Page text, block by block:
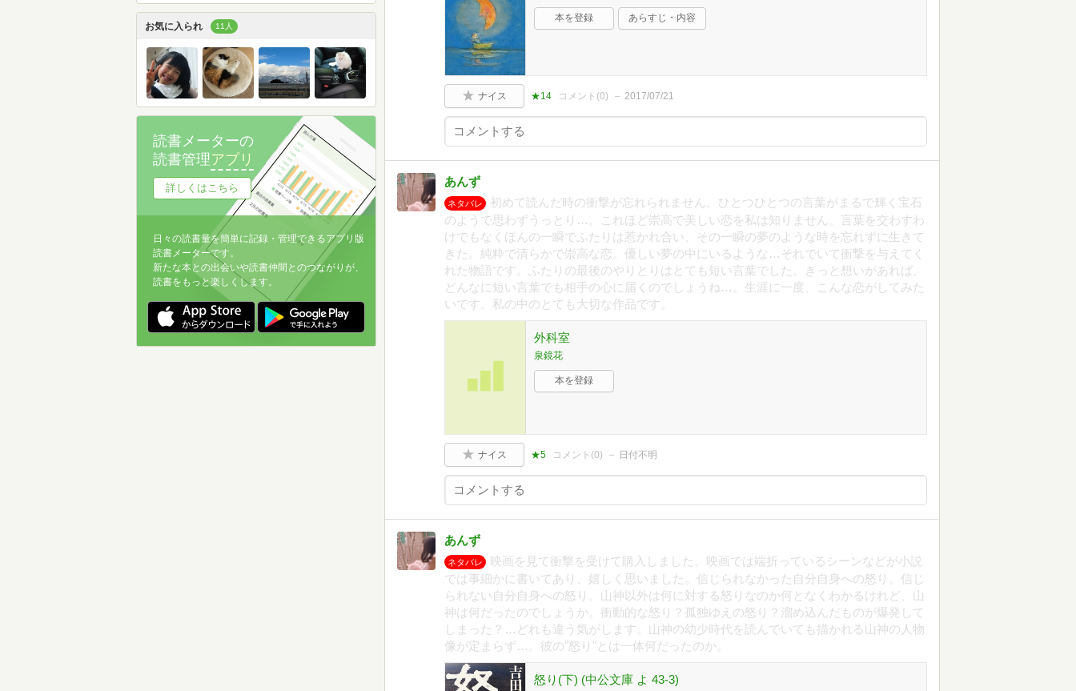
本を登録 あらすじ・内容
ナイス ★14 コメント(0) 2017/07/21
あんず
ネタバレ
初めて読んだ時の衝撃が忘れられません。ひとつひとつの言葉がまるで輝く宝石
のようで思わずうっとり…。これほど崇高で美しい恋を私は知りません。言葉を交わすわ
けでもなくほんの一瞬でふたりは惹かれ合い、その一瞬の夢のような時を忘れずに生きて
きた。純粋で清らかで崇高な恋。優しい夢の中にいるような…それでいて衝撃を与えてく
れた物語です。ふたりの最後のやりとりはとても短い言葉でした。きっと想いがあれば、
どんなに短い言葉でも相手の心に届くのでしょうね…。生涯に一度、こんな恋がしてみた
いです。私の中のとても大切な作品です。
外科室
泉鏡花
本を登録
ナイス ★5 コメント(0) 日付不明
あんず
ネタバレ
映画を見て衝撃を受けて購入しました。映画では端折っているシーンなどが小説
では事細かに書いてあり、嬉しく思いました。信じられなかった自分自身への怒り。信じ
られない自分自身への怒り。山神以外は何に対する怒りなのか何となくわかるけれど、山
神は何だったのでしょうか。衝動的な怒り？孤独ゆえの怒り？溜め込んだものが爆発して
しまった？…どれも違う気がします。山神の幼少時代を読んでいても描かれる山神の人物
像が定まらず…。彼の"怒り"とは一体何だったのか。
怒り(下) (中公文庫 よ 43-3)
お気に入られ 11人
読書メーターの
読書管理アプリ
詳しくはこちら
日々の読書量を簡単に記録・管理できるアプリ版
読書メーターです。
新たな本との出会いや読書仲間とのつながりが、
読書をもっと楽しくします。